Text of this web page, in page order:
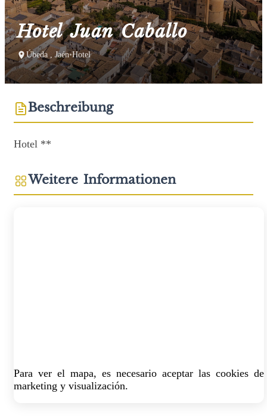
Hotel Juan Caballo
Úbeda , Jaén•Hotel
Beschreibung
Hotel **
Weitere Informationen
Para ver el mapa, es necesario aceptar las cookies de
marketing y visualización.